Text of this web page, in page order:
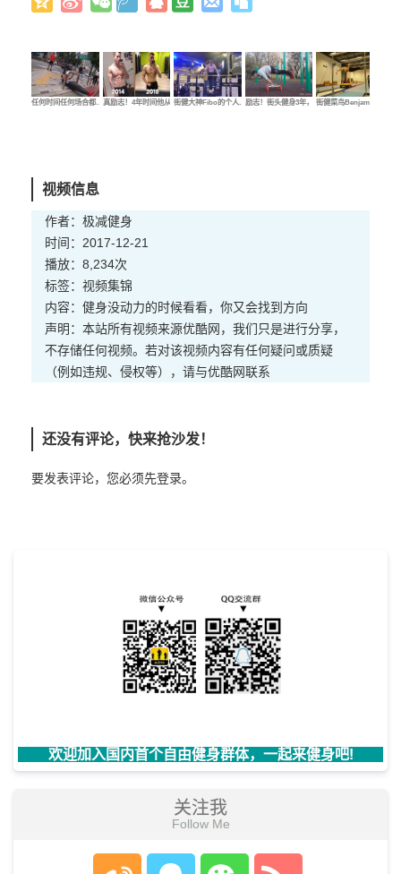
任何时间任何场合都… 真励志！4年时间他从…街健大神Fibo的个人…励志！街头健身3年，…街健菜鸟Benjamin的…
视频信息
作者：极减健身
时间：2017-12-21
播放：8,234次
标签： 视频集锦
内容：健身没动力的时候看看，你又会找到方向
声明：本站所有视频来源优酷网，我们只是进行分享，
不存储任何视频。若对该视频内容有任何疑问或质疑
（例如违规、侵权等），请与优酷网联系
还没有评论，快来抢沙发！
要发表评论，您必须先登录。
欢迎加入国内首个自由健身群体，一起来健身吧!
关注我
Follow Me